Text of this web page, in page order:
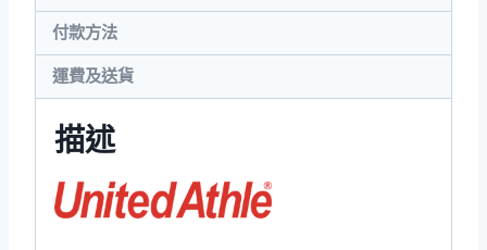
付款方法
運費及送貨
描述